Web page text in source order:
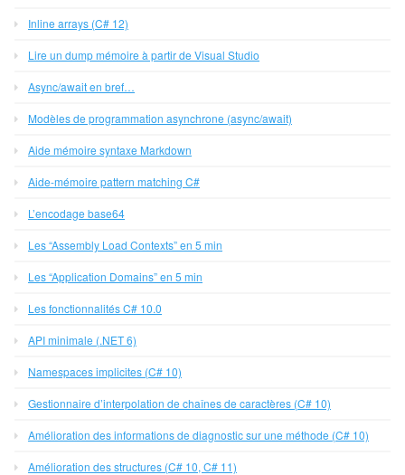
Inline arrays (C# 12)
Lire un dump mémoire à partir de Visual Studio
Async/await en bref…
Modèles de programmation asynchrone (async/await)
Aide mémoire syntaxe Markdown
Aide-mémoire pattern matching C#
L’encodage base64
Les “Assembly Load Contexts” en 5 min
Les “Application Domains” en 5 min
Les fonctionnalités C# 10.0
API minimale (.NET 6)
Namespaces implicites (C# 10)
Gestionnaire d’interpolation de chaînes de caractères (C# 10)
Amélioration des informations de diagnostic sur une méthode (C# 10)
Amélioration des structures (C# 10, C# 11)